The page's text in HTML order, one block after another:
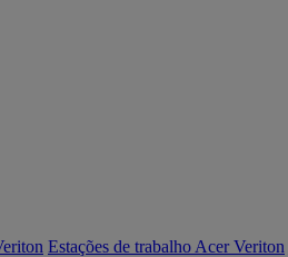
Estações de trabalho Acer Veriton